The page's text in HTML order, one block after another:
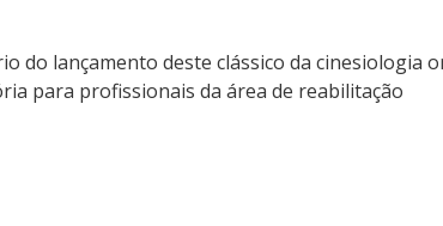
do lançamento deste clássico da cinesiologia
para profissionais da área de reabilitação